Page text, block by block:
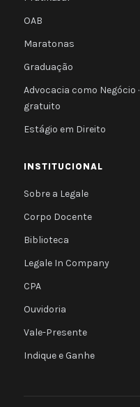
OAB
Maratonas
Graduação
Advocacia como Negócio ·
gratuito
Estágio em Direito
INSTITUCIONAL
Sobre a Legale
Corpo Docente
Biblioteca
Legale In Company
CPA
Ouvidoria
Vale-Presente
Indique e Ganhe